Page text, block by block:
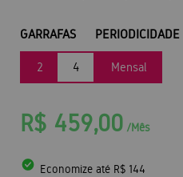
GARRAFAS
2 4
PERIODICIDADE
Mensal
R$ 459,00 /Mês
Economize até R$ 144